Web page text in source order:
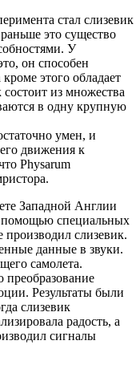
стал слизевик
это существо
У
он способен
этого обладает
из множества
в одну крупную
умен, и
движения к
Physarum
Западной Англии
помощью специальных
производил слизевик.
данные в звуки.
самолета.
преобразование
Результаты были
слизевик
радость, а
сигналы